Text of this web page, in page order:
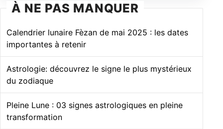
À NE PAS MANQUER
Calendrier lunaire Fèzan de mai 2025 : les dates
importantes à retenir
Astrologie: découvrez le signe le plus mystérieux
du zodiaque
Pleine Lune : 03 signes astrologiques en pleine
transformation